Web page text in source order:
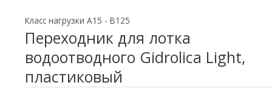
Класс нагрузки A15 - B125
Переходник для лотка
водоотводного Gidrolica Light,
пластиковый